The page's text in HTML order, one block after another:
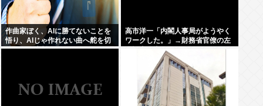
作曲家ぼく、AIに勝てないことを
悟り、AIじゃ作れない曲へ舵を切
ることを決断
高市洋一「内閣人事局がようやく
ワークした。」→財務省官僚の左
遷記事を喜んでポスト